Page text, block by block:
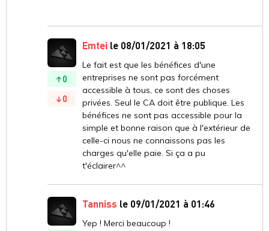
0
0
Emtei le 08/01/2021 à 18:05
Le fait est que les bénéfices d'une
entreprises ne sont pas forcément
accessible à tous, ce sont des choses
privées. Seul le CA doit être publique. Les
bénéfices ne sont pas accessible pour la
simple et bonne raison que à l'extérieur de
celle-ci nous ne connaissons pas les
charges qu'elle paie. Si ça a pu
t'éclairer^^
Tanniss le 09/01/2021 à 01:46
Yep ! Merci beaucoup !